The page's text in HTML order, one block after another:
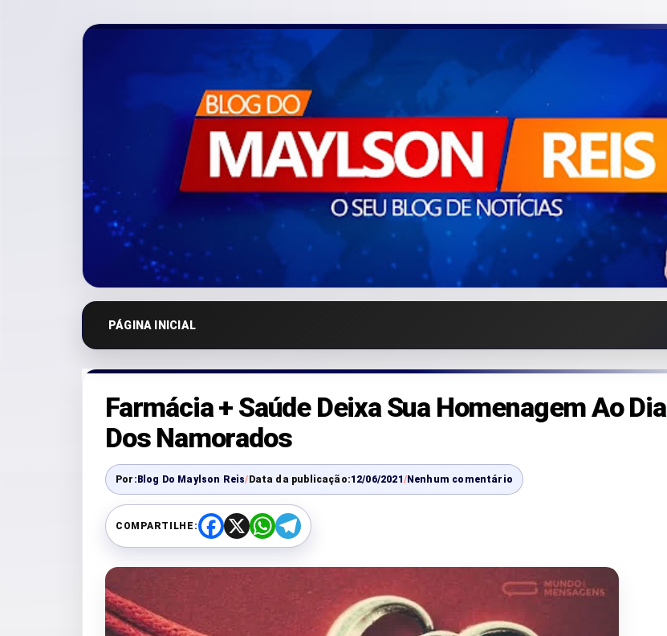
PÁGINA INICIAL
Farmácia + Saúde Deixa Sua Homenagem Ao Dia
Dos Namorados
Por:Blog Do Maylson Reis/Data da publicação:12/06/2021/Nenhum comentário
COMPARTILHE:
F
a
e
X
W
h
t
T
e
e
r